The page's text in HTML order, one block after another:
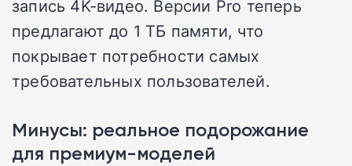
запись 4K-видео. Версии Pro теперь
предлагают до 1 ТБ памяти, что
покрывает потребности самых
требовательных пользователей.
Минусы: реальное подорожание
для премиум-моделей